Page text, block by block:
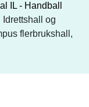
IL - Handball
Idrettshall og
flerbrukshall,